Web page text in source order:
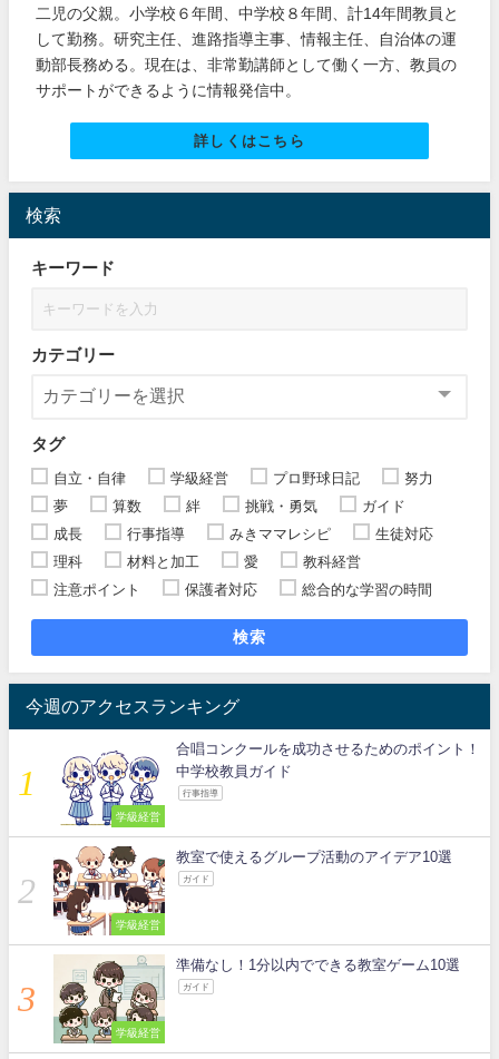
二児の父親。小学校６年間、中学校８年間、計14年間教員と
して勤務。研究主任、進路指導主事、情報主任、自治体の運
動部長務める。現在は、非常勤講師として働く一方、教員の
サポートができるように情報発信中。
詳しくはこちら
検索
キーワード
カテゴリー
タグ
自立・自律 学級経営 プロ野球日記
努力
夢
算数 絆 挑戦・勇気
ガイド
成長
行事指導 みきママレシピ
生徒対応
理科
材料と加工 愛
教科経営
注意ポイント
保護者対応 総合的な学習の時間
検索
今週のアクセスランキング
学級経営
合唱コンクールを成功させるためのポイント！
中学校教員ガイド
行事指導
学級経営
教室で使えるグループ活動のアイデア10選
ガイド
学級経営
準備なし！1分以内でできる教室ゲーム10選
ガイド